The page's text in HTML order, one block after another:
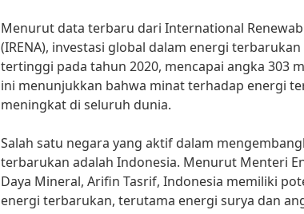
Menurut data terbaru dari International
(IRENA), investasi global dalam energi
tertinggi pada tahun 2020, mencapai angka 303
ini menunjukkan bahwa minat terhadap energi
meningkat di seluruh dunia.
Salah satu negara yang aktif dalam
terbarukan adalah Indonesia. Menurut Menteri
Daya Mineral, Arifin Tasrif, Indonesia memiliki
energi terbarukan, terutama energi surya dan